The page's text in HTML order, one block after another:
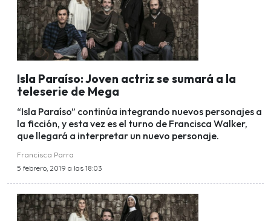
Isla Paraíso: Joven actriz se sumará a la
teleserie de Mega
“Isla Paraíso” continúa integrando nuevos personajes a
la ficción, y esta vez es el turno de Francisca Walker,
que llegará a interpretar un nuevo personaje.
Francisca Parra
5 febrero, 2019 a las 18:03